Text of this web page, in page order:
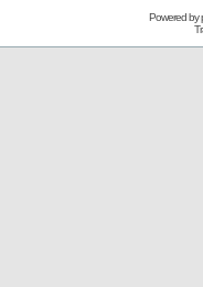
Powered by